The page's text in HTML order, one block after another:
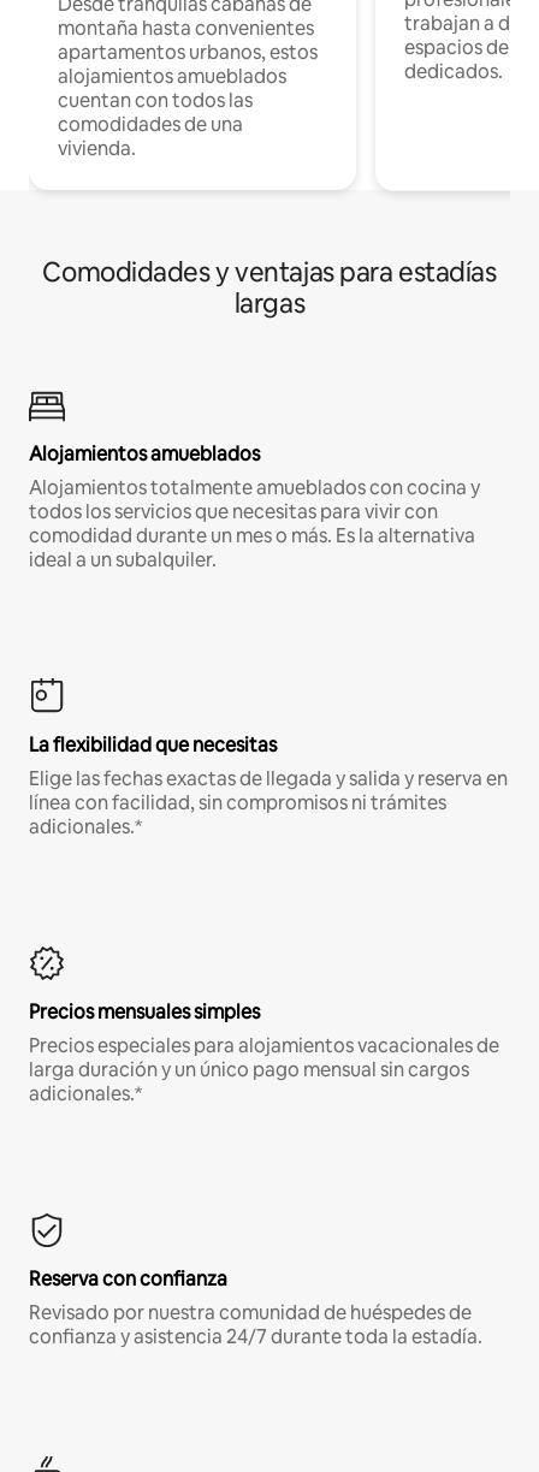
montaña hasta convenientes
apartamentos urbanos, estos
alojamientos amueblados
cuentan con todos las
comodidades de una
vivienda.
trabajan a
espacios de
dedicados.
Comodidades y ventajas para estadías
largas
Alojamientos amueblados
Alojamientos totalmente amueblados con cocina y
todos los servicios que necesitas para vivir con
comodidad durante un mes o más. Es la alternativa
ideal a un subalquiler.
La flexibilidad que necesitas
Elige las fechas exactas de llegada y salida y reserva en
línea con facilidad, sin compromisos ni trámites
adicionales.*
Precios mensuales simples
Precios especiales para alojamientos vacacionales de
larga duración y un único pago mensual sin cargos
adicionales.*
Reserva con confianza
Revisado por nuestra comunidad de huéspedes de
confianza y asistencia 24/7 durante toda la estadía.